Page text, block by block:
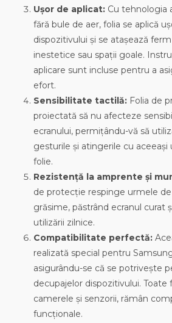
Ușor de aplicat: Cu tehnologia
fără bule de aer, folia se aplică
dispozitivului și se atașează
inestetice sau spații goale.
aplicare sunt incluse pentru a
efort.
Sensibilitate tactilă: Folia de
proiectată să nu afecteze
ecranului, permițându-vă să
gesturile și atingerile cu aceeași
folie.
Rezistență la amprente și
de protecție respinge urmele
grăsime, păstrând ecranul curat
utilizării zilnice.
Compatibilitate perfectă:
realizată special pentru
asigurându-se că se potrivește
decupajelor dispozitivului. Toate
camerele și senzorii, rămân
funcționale.